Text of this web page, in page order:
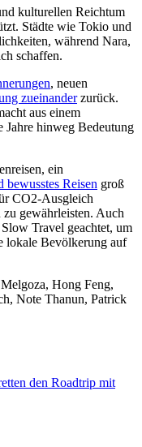
kulturellen Reichtum
Städte wie Tokio und
während Nara,
schaffen.
, neuen
zueinanderzurück.
aus einem
Jahre hinweg Bedeutung
ein
bewusstes Reisen groß
CO2-Ausgleich
gewährleisten. Auch
Travel geachtet, um
lokale Bevölkerung auf
Hong Feng,
Note Thanun, Patrick
den Roadtrip mit